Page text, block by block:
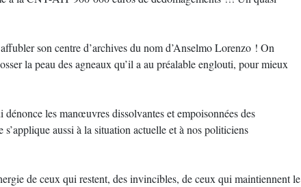
son centre d’archives du nom d’Anselmo Lorenzo ! On
la peau des agneaux qu’il a au préalable englouti, pour mieux
les manœuvres dissolvantes et empoisonnées des
aussi à la situation actuelle et à nos politiciens
de ceux qui restent, des invincibles, de ceux qui maintiennent le